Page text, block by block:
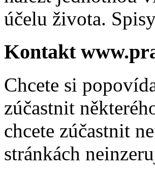
účelu života.
Kontakt
Chcete si
zúčastnit
chcete zúčastnit
stránkách